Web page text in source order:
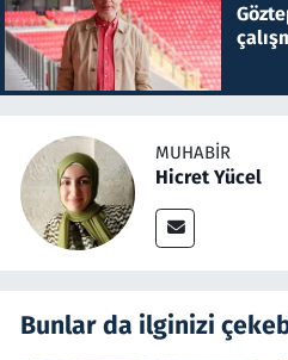
MUHABIR
Hicret Yücel
Bunlar da ilginizi